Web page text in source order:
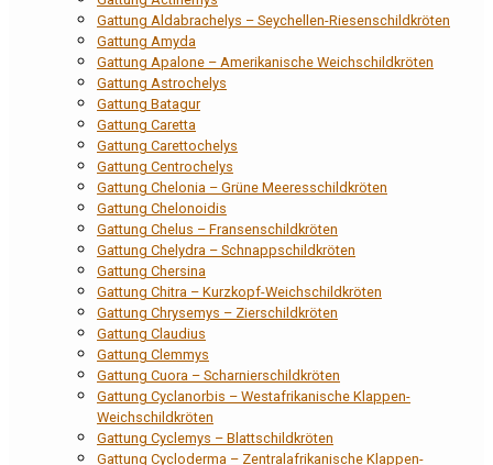
Gattung Aldabrachelys – Seychellen-Riesenschildkröten
Gattung Amyda
Gattung Apalone – Amerikanische Weichschildkröten
Gattung Astrochelys
Gattung Batagur
Gattung Caretta
Gattung Carettochelys
Gattung Centrochelys
Gattung Chelonia – Grüne Meeresschildkröten
Gattung Chelonoidis
Gattung Chelus – Fransenschildkröten
Gattung Chelydra – Schnappschildkröten
Gattung Chersina
Gattung Chitra – Kurzkopf-Weichschildkröten
Gattung Chrysemys – Zierschildkröten
Gattung Claudius
Gattung Clemmys
Gattung Cuora – Scharnierschildkröten
Gattung Cyclanorbis – Westafrikanische Klappen-
Weichschildkröten
Gattung Cyclemys – Blattschildkröten
Gattung Cycloderma – Zentralafrikanische Klappen-